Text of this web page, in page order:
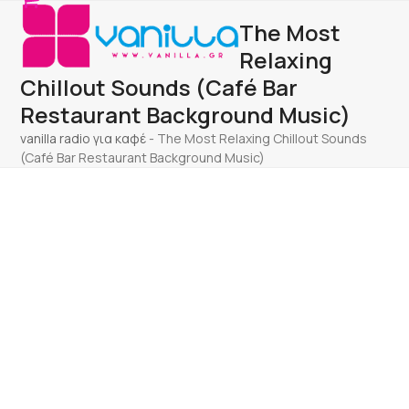
Skip
content
Open
mobile
menu
Close
mobile
menu
The Most
Relaxing
Chillout Sounds (Café Bar
Restaurant Background Music)
vanilla radio για καφέ - The Most Relaxing Chillout Sounds
(Café Bar Restaurant Background Music)